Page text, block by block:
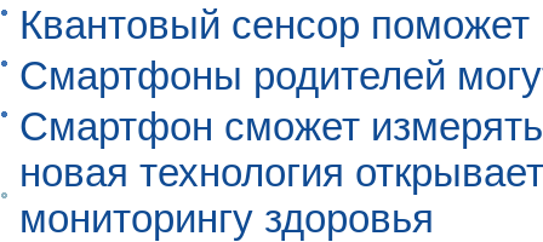
Квантовый сенсор
Смартфоны родителей
Смартфон сможет
новая технология
мониторингу здоровья